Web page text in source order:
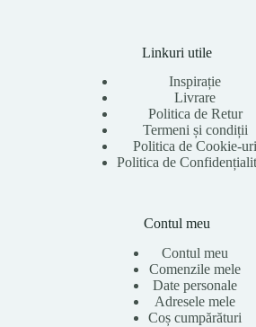
Linkuri utile
Inspirație
Livrare
Politica de Retur
Termeni și condiții
Politica de Cookie-uri
Politica de
Contul meu
Contul meu
Comenzile mele
Date personale
Adresele mele
Coș cumpărături